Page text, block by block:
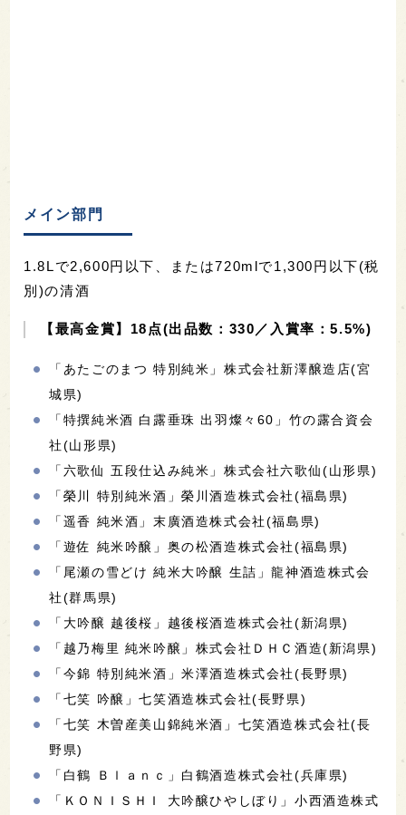
メイン部門
1.8Lで2,600円以下、または720mlで1,300円以下(税
別)の清酒
【最高金賞】18点(出品数：330／入賞率：5.5%)
「あたごのまつ 特別純米」株式会社新澤醸造店(宮
城県)
「特撰純米酒 白露垂珠 出羽燦々60」竹の露合資会
社(山形県)
「六歌仙 五段仕込み純米」株式会社六歌仙(山形県)
「榮川 特別純米酒」榮川酒造株式会社(福島県)
「遥香 純米酒」末廣酒造株式会社(福島県)
「遊佐 純米吟醸」奥の松酒造株式会社(福島県)
「尾瀬の雪どけ 純米大吟醸 生詰」龍神酒造株式会
社(群馬県)
「大吟醸 越後桜」越後桜酒造株式会社(新潟県)
「越乃梅里 純米吟醸」株式会社ＤＨＣ酒造(新潟県)
「今錦 特別純米酒」米澤酒造株式会社(長野県)
「七笑 吟醸」七笑酒造株式会社(長野県)
「七笑 木曽産美山錦純米酒」七笑酒造株式会社(長
野県)
「白鶴 Ｂｌａｎｃ」白鶴酒造株式会社(兵庫県)
「ＫＯＮＩＳＨＩ 大吟醸ひやしぼり」小西酒造株式